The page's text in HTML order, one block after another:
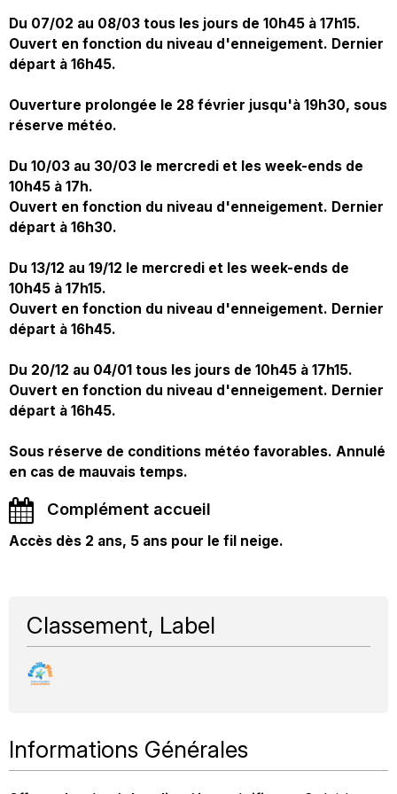
Du 07/02 au 08/03 tous les jours de 10h45 à 17h15.
Ouvert en fonction du niveau d'enneigement. Dernier
départ à 16h45.
Ouverture prolongée le 28 février jusqu'à 19h30, sous
réserve météo.
Du 10/03 au 30/03 le mercredi et les week-ends de
10h45 à 17h.
Ouvert en fonction du niveau d'enneigement. Dernier
départ à 16h30.
Du 13/12 au 19/12 le mercredi et les week-ends de
10h45 à 17h15.
Ouvert en fonction du niveau d'enneigement. Dernier
départ à 16h45.
Du 20/12 au 04/01 tous les jours de 10h45 à 17h15.
Ouvert en fonction du niveau d'enneigement. Dernier
départ à 16h45.
Sous réserve de conditions météo favorables. Annulé
en cas de mauvais temps.
Complément accueil
Accès dès 2 ans, 5 ans pour le fil neige.
Classement, Label
Informations Générales